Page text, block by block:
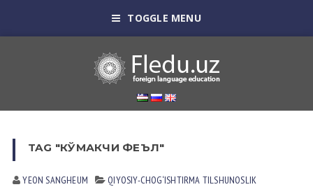
TOGGLE MENU
TAG "КЎМАКЧИ ФЕЪЛ"
YEON SANGHEUM QIYOSIY-CHOG‘ISHTIRMA TILSHUNOSLIK